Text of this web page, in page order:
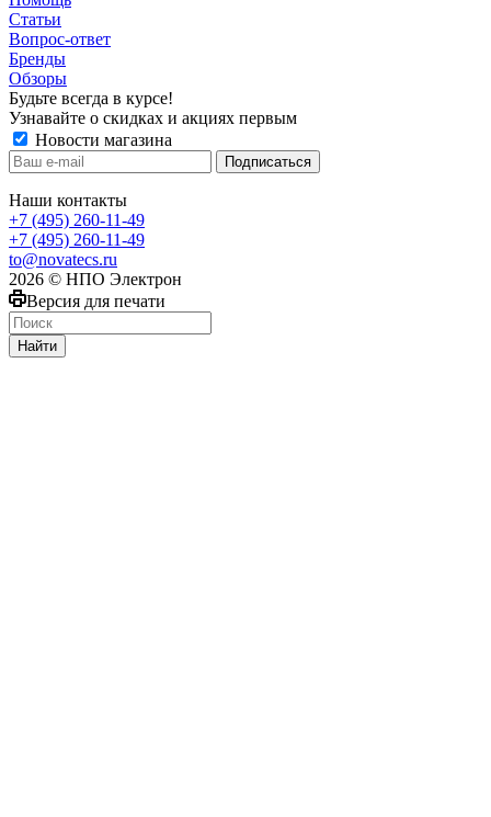
Статьи
Вопрос-ответ
Бренды
Обзоры
Будьте всегда в курсе!
Узнавайте о скидках и акциях первым
Новости магазина
Наши контакты
+7 (495) 260-11-49
+7 (495) 260-11-49
to@novatecs.ru
2026 © НПО Электрон
Версия для печати
Найти